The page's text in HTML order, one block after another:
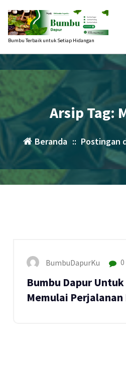
konten
Bumbu Terbaik untuk Setiap Hidangan
Arsip Tag:
Beranda :: Postingan
BumbuDapurKu 0
Bumbu Dapur
Memulai Perjalanan